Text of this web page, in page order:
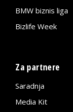
BMW biznis liga
Bizlife Week
Za partnere
Saradnja
Media Kit